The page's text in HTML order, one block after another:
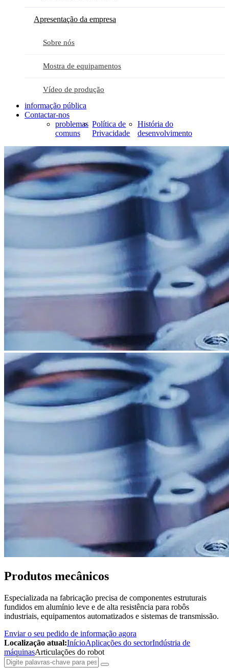
Apresentação da empresa
Sobre nós
Mostra de equipamentos
Vídeo de produção
informação pública
Contactar-nos
problemas
comuns
Política de
Privacidade
História do
desenvolvimento
Produtos mecânicos
Especializada na fabricação precisa de componentes estruturais
fundidos em alumínio leve e de alta resistência para robôs
industriais, equipamentos automatizados e sistemas de transmissão.
Enviar o seu pedido de informação agora
Localização atual:InícioAplicações do sectorIndústria de
máquinasArticulações do robot